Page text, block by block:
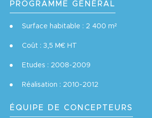
PROGRAMME GÉNÉRAL
Surface habitable : 2 400 m²
Coût : 3,5 M€ HT
Etudes : 2008-2009
Réalisation : 2010-2012
ÉQUIPE DE CONCEPTEURS